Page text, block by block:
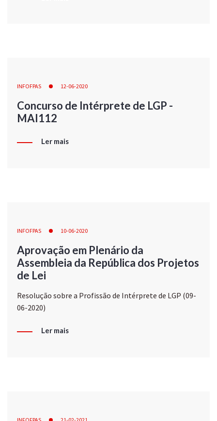
INFOFPAS 12-06-2020
Concurso de Intérprete de LGP -
MAI112
Ler mais
INFOFPAS 10-06-2020
Aprovação em Plenário da
Assembleia da República dos Projetos
de Lei
Resolução sobre a Profissão de Intérprete de LGP (09-
06-2020)
Ler mais